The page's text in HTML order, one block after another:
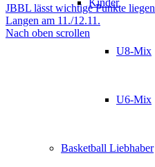
Kinder
U8-Mix
U6-Mix
Basketball Liebhaber
JBBL lässt wichtige Punkte liegen
Langen am 11./12.11.
Nach oben scrollen